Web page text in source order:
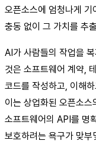
오픈소스에 엄청나게
충동 없이 그 가치를 추
AI가 사람들의 작업을
것은 소프트웨어 계약,
코드를 작성하고, 이해
이는 상업화된 오픈소
소프트웨어의 API를 명
보호하려는 욕구가 맞부